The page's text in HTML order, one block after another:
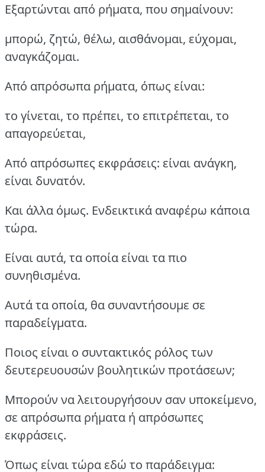
Εξαρτώνται από ρήματα, που σημαίνουν:
μπορώ, ζητώ, θέλω, αισθάνομαι, εύχομαι,
αναγκάζομαι.
Από απρόσωπα ρήματα, όπως είναι:
το γίνεται, το πρέπει, το επιτρέπεται, το
απαγορεύεται,
Από απρόσωπες εκφράσεις: είναι ανάγκη,
είναι δυνατόν.
Και άλλα όμως. Ενδεικτικά αναφέρω κάποια
τώρα.
Είναι αυτά, τα οποία είναι τα πιο
συνηθισμένα.
Αυτά τα οποία, θα συναντήσουμε σε
παραδείγματα.
Ποιος είναι ο συντακτικός ρόλος των
δευτερευουσών βουλητικών προτάσεων;
Μπορούν να λειτουργήσουν σαν υποκείμενο,
σε απρόσωπα ρήματα ή απρόσωπες
εκφράσεις.
Όπως είναι τώρα εδώ το παράδειγμα: